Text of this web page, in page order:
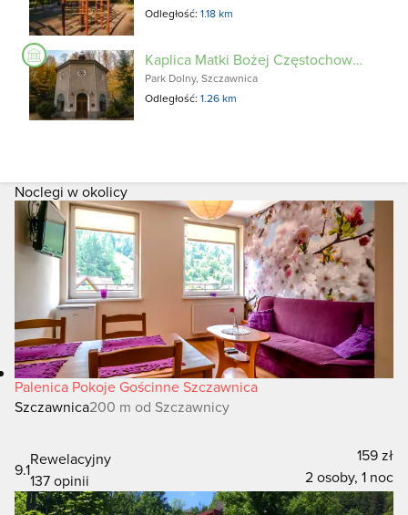
Odległość:1.18 km
Kaplica Matki Bożej Częstochowskiej w Szczawnicy
Park Dolny, Szczawnica
Odległość:1.26 km
Noclegi w okolicy
Palenica Pokoje Gościnne Szczawnica
Szczawnica200 m od Szczawnicy
9.1
Rewelacyjny
137 opinii
159 zł
2 osoby, 1 noc